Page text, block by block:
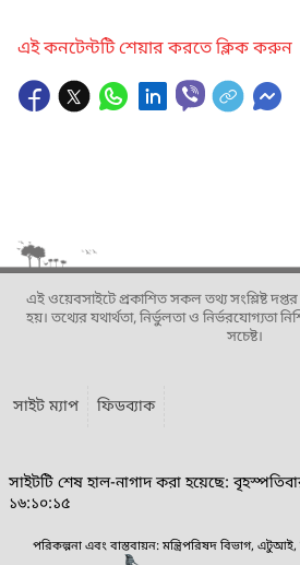
এই কনটেন্টটি শেয়ার করতে ক্লিক করুন
এই ওয়েবসাইটে প্রকাশিত সকল তথ্য সংশ্লিষ্ট
হয়। তথ্যের যথার্থতা, নির্ভুলতা ও নির্ভরযোগ্যতা
সচেষ্ট।
সাইট ম্যাপ ফিডব্যাক
সাইটটি শেষ হাল-নাগাদ করা হয়েছে:
১৬:১০:১৫
পরিকল্পনা এবং বাস্তবায়ন: মন্ত্রিপরিষদ বিভাগ,